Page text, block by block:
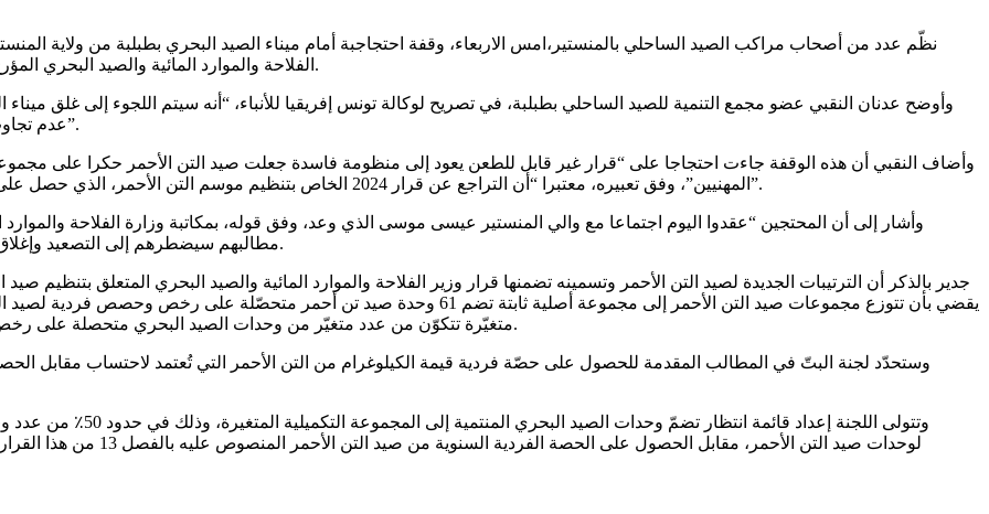
نظّم عدد من أصحاب مراكب الصيد الساحلي بالمنستير،امس الاربعاء، وقفة احتجاجبة أمام ميناء الصيد البحري بطبلبة من ولاية
الفلاحة والموارد المائية والصيد البحري المؤرخ في 7 أفريل 2025 والمتعلق بتنظيم موسم صيد التن الأحمر وتسمينه.
وأوضح عدنان النقبي عضو مجمع التنمية للصيد الساحلي بطبلبة، في تصريح لوكالة تونس إفريقيا للأنباء، “أنه سيتم اللجوء إلى غلق
عدم تجاوب سلطة الاشراف مع مطالب مهنيي القطاع ومراجعة القرار الوزاري”.
وأضاف النقبي أن هذه الوقفة جاءت احتجاجا على “قرار غير قابل للطعن يعود إلى منظومة فاسدة جعلت صيد التن الأحمر حكرا على
المهنيين”، وفق تعبيره، معتبرا “أن التراجع عن قرار 2024 الخاص بتنظيم موسم التن الأحمر، الذي حصل على رضى كل مهنيي قطاع الصيد البحري، يعيد المهنيين إلى نقطة الصفر”.
وأشار إلى أن المحتجين “عقدوا اليوم اجتماعا مع والي المنستير عيسى موسى الذي وعد، وفق قوله، بمكاتبة وزارة الفلاحة والموارد
مطالبهم سيضطرهم إلى التصعيد وإغلاق الميناء برا وبحرا والامتناع عن تزويد السوق بالأسماك”، على حدّ قوله.
متغيّرة تتكوّن من عدد متغيّر من وحدات الصيد البحري متحصلة على رخص صيد السمك الأزرق باستعمال الشِّباك الدائرة بالأضواء أو دون أضواء.
وستحدّد لجنة البتّ في المطالب المقدمة للحصول على حصّة فردية قيمة الكيلوغرام من التن الأحمر التي تُعتمد لاحتساب مقابل
وتتولى اللجنة إعداد قائمة
لوحدات صيد التن الأحمر،